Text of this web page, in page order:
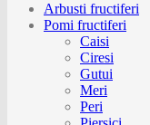
Arbusti fructiferi
Pomi fructiferi
Caisi
Ciresi
Gutui
Meri
Peri